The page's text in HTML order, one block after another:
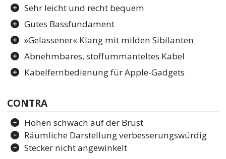
Sehr leicht und recht bequem
Gutes Bassfundament
»Gelassener« Klang mit milden Sibilanten
Abnehmbares, stoffummanteltes Kabel
Kabelfernbedienung für Apple-Gadgets
CONTRA
Höhen schwach auf der Brust
Räumliche Darstellung verbesserungswürdig
Stecker nicht angewinkelt